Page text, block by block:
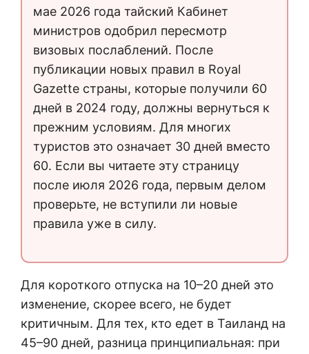
мае 2026 года тайский Кабинет
министров одобрил пересмотр
визовых послаблений. После
публикации новых правил в Royal
Gazette страны, которые получили 60
дней в 2024 году, должны вернуться к
прежним условиям. Для многих
туристов это означает 30 дней вместо
60. Если вы читаете эту страницу
после июля 2026 года, первым делом
проверьте, не вступили ли новые
правила уже в силу.
Для короткого отпуска на 10–20 дней это
изменение, скорее всего, не будет
критичным. Для тех, кто едет в Таиланд на
45–90 дней, разница принципиальная: при